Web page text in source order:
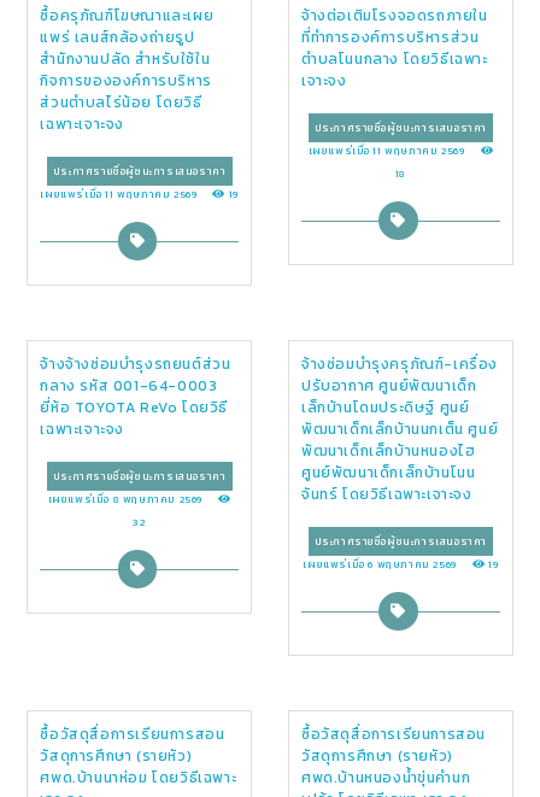
ซื้อครุภัณฑ์โฆษณาและเผย
แพร่ เลนส์กล้องถ่ายรูป
สำนักงานปลัด สำหรับใช้ใน
กิจการขององค์การบริหาร
ส่วนตำบลไร่น้อย โดยวิธี
เฉพาะเจาะจง
ประกาศรายชื่อผู้ชนะการเสนอราคา
เผยแพร่เมื่อ 11 พฤษภาคม 2569
19
จ้างต่อเติมโรงจอดรถภายใน
ที่ทำการองค์การบริหารส่วน
ตำบลโนนกลาง โดยวิธีเฉพาะ
เจาะจง
ประกาศรายชื่อผู้ชนะการเสนอราคา
เผยแพร่เมื่อ 11 พฤษภาคม 2569
18
จ้างจ้างซ่อมบำรุงรถยนต์ส่วน
กลาง รหัส 001-64-0003
ยี่ห้อ TOYOTA ReVo โดยวิธี
เฉพาะเจาะจง
ประกาศรายชื่อผู้ชนะการเสนอราคา
เผยแพร่เมื่อ 8 พฤษภาคม 2569
32
จ้างซ่อมบำรุงครุภัณฑ์-เครื่อง
ปรับอากาศ ศูนย์พัฒนาเด็ก
เล็กบ้านโดมประดิษฐ์ ศูนย์
พัฒนาเด็กเล็กบ้านนกเต็น ศูนย์
พัฒนาเด็กเล็กบ้านหนองไฮ
ศูนย์พัฒนาเด็กเล็กบ้านโนน
จันทร์ โดยวิธีเฉพาะเจาะจง
ประกาศรายชื่อผู้ชนะการเสนอราคา
เผยแพร่เมื่อ 6 พฤษภาคม 2569
19
ซื้อวัสดุสื่อการเรียนการสอน
วัสดุการศึกษา (รายหัว)
ศพด.บ้านนาห่อม โดยวิธีเฉพาะ
ซื้อวัสดุสื่อการเรียนการสอน
วัสดุการศึกษา (รายหัว)
ศพด.บ้านหนองน้ำขุ่นคำนก